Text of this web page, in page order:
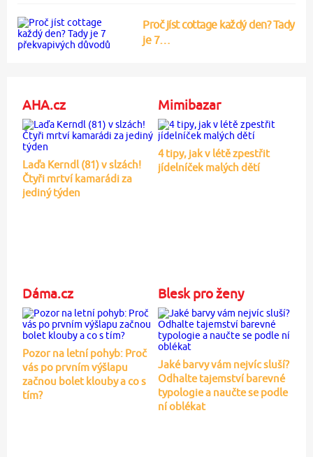
Proč jíst cottage každý den? Tady
je 7…
AHA.cz
Laďa Kerndl (81) v slzách!
Čtyři mrtví kamarádi za
jediný týden
Mimibazar
4 tipy, jak v létě zpestřit
jídelníček malých dětí
Dáma.cz
Pozor na letní pohyb: Proč
vás po prvním výšlapu
začnou bolet klouby a co s
tím?
Blesk pro ženy
Jaké barvy vám nejvíc sluší?
Odhalte tajemství barevné
typologie a naučte se podle
ní oblékat